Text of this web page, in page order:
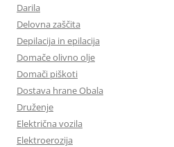
Darila
Delovna zaščita
Depilacija in epilacija
Domače olivno olje
Domači piškoti
Dostava hrane Obala
Druženje
Električna vozila
Elektroerozija